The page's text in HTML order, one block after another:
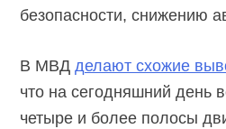
безопасности, снижению
В МВД делают схожие
что на сегодняшний день
четыре и более полосы